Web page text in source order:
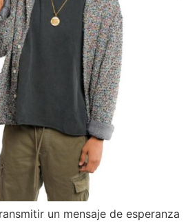
un mensaje de esperanza